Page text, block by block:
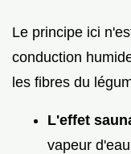
Le principe ici
conduction
les fibres du
L'effet
vapeur